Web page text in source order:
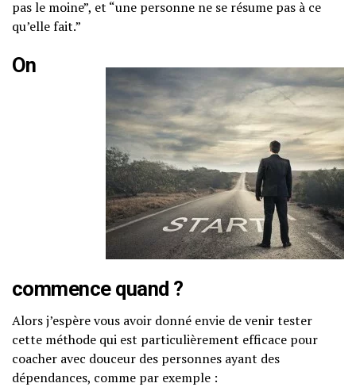
pas le moine”, et “une personne ne se résume pas à ce
qu’elle fait.”
On
commence quand ?
Alors j’espère vous avoir donné envie de venir tester
cette méthode qui est particulièrement efficace pour
coacher avec douceur des personnes ayant des
dépendances, comme par exemple :